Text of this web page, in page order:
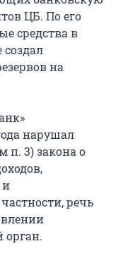
ЦБ. По его
средства в
на
нарушал
п. 3) закона о
и
речь